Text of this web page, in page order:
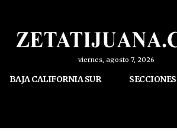
viernes, agosto 7, 2026
BAJA CALIFORNIA SUR SECCIONES